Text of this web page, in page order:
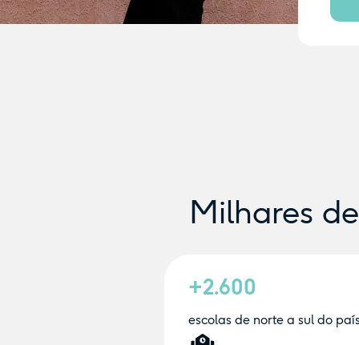
Milhares
+2.600
escolas de norte a sul do